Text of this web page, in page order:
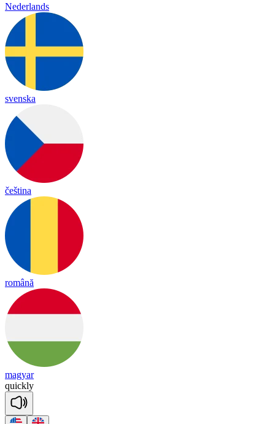
Nederlands
svenska
čeština
română
magyar
quickly